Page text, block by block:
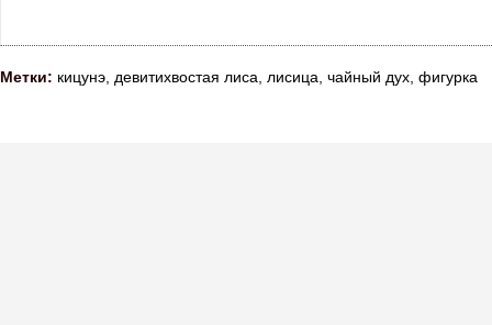
Метки: кицунэ девитихвостая лиса лисица чайный дух фигурка